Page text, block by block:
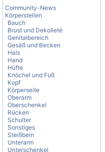
Community-News
Körperstellen
Bauch
Brust und Dekolleté
Genitalbereich
Gesäß und Becken
Hals
Hand
Hüfte
Knöchel und Fuß
Kopf
Körperseite
Oberarm
Oberschenkel
Rücken
Schulter
Sonstiges
Steißbein
Unterarm
Unterschenkel